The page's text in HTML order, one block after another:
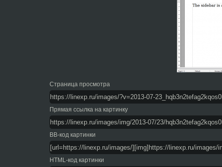
Страница просмотра
Прямая ссылка на картинку
BB-код картинки
HTML-код картинки